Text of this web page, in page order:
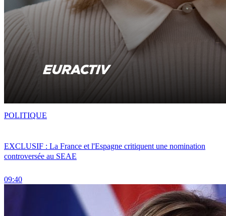
EXCLUSIF : La France et l'Espagne critiquent une nomination
controversée au SEAE
09:40
POLITIQUE